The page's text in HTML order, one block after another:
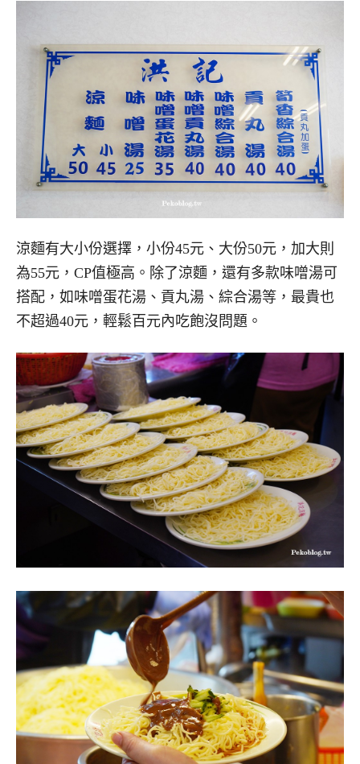
涼麵有大小份選擇，小份45元、大份50元，加大則
為55元，CP值極高。除了涼麵，還有多款味噌湯可
搭配，如味噌蛋花湯、貢丸湯、綜合湯等，最貴也
不超過40元，輕鬆百元內吃飽沒問題。